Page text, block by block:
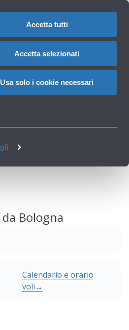
Accetta tutti
Accetta selezionati
Usa solo i cookie necessari
CAMBIA
Carrello
Bologna
Calendario e orario
voli→